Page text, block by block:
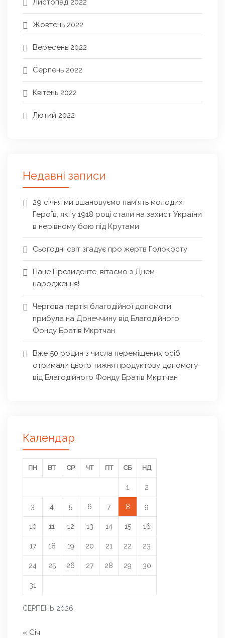
Листопад 2022
Жовтень 2022
Вересень 2022
Серпень 2022
Квітень 2022
Лютий 2022
Недавні записи
29 січня ми вшановуємо пам’ять молодих
Героїв, які у 1918 році стали на захист України
в нерівному бою під Крутами
Сьогодні світ згадує про жертв Голокосту
Пане Президенте, вітаємо з Днем
народження!
Чергова партія благодійної допомоги
прибула на Донеччину від Благодійного
Фонду Братів Мкртчан
Вже 50 родин з числа переміщених осіб
отримали цього тижня продуктову допомогу
від Благодійного Фонду Братів Мкртчан
Календар
СЕРПЕНЬ 2026
ПН ВТ СР ЧТ ПТ СБ НД
1 2
3 4 5 6 7 8 9
10 11 12 13 14 15 16
17 18 19 20 21 22 23
24 25 26 27 28 29 30
31
« Січ